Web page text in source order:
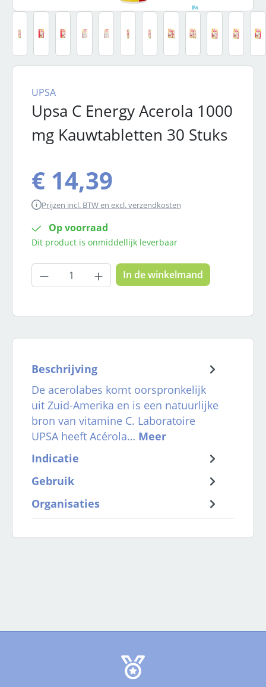
Upsa C Energy Acerola 1000
mg Kauwtabletten 30 Stuks
UPSA
€ 14,39
Prijzen incl. BTW en excl. verzendkosten
Op voorraad
Dit product is onmiddellijk leverbaar
Producthoeveelheid: Voer de
In de winkelmand
Beschrijving
De acerolabes komt oorspronkelijk
uit Zuid-Amerika en is een natuurlijke
bron van vitamine C. Laboratoire
UPSA heeft Acérola… Meer
Indicatie
Gebruik
Organisaties